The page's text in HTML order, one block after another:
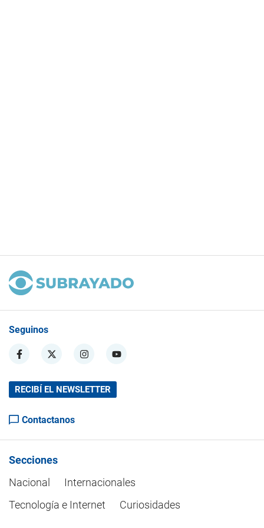
Seguinos
RECIBÍ EL NEWSLETTER
Contactanos
Secciones
Nacional
Internacionales
Tecnología e Internet
Curiosidades